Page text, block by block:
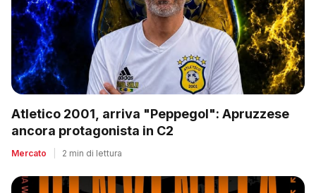
Atletico 2001, arriva "Peppegol": Apruzzese
ancora protagonista in C2
Mercato 2 min di lettura